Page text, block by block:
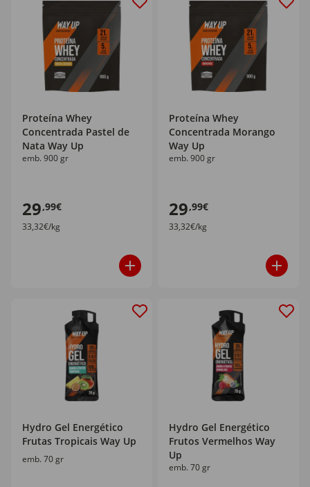
Proteína Whey
Concentrada Pastel de
Nata Way Up
emb. 900 gr
29,99€
33,32€/kg
Proteína Whey
Concentrada Morango
Way Up
emb. 900 gr
29,99€
33,32€/kg
Hydro Gel Energético
Frutas Tropicais Way Up
emb. 70 gr
Hydro Gel Energético
Frutos Vermelhos Way
Up
emb. 70 gr